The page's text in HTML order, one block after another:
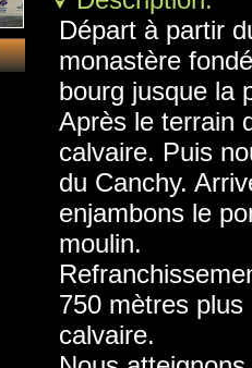
Départ à partir
monastère
bourg jusque la
Après le terrain
calvaire. Puis
du Canchy.
enjambons le
moulin.
750 mètres
calvaire.